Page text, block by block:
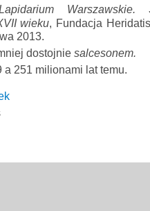
Warszawskie.
wieku, Fundacja
2013.
dostojnie salcesonem.
a 251 milionami lat temu.